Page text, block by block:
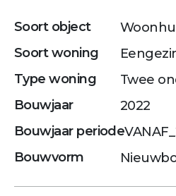
Soort object
Soort woning
Type woning
Twee
Bouwjaar
2022
Bouwjaar periode
Bouwvorm